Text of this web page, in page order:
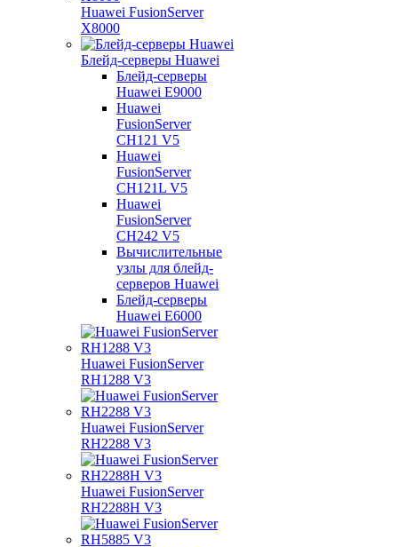
Huawei FusionServer
X8000
Блейд-серверы Huawei
Блейд-серверы
Huawei E9000
Huawei
FusionServer
CH121 V5
Huawei
FusionServer
CH121L V5
Huawei
FusionServer
CH242 V5
Вычислительные
узлы для блейд-
серверов Huawei
Блейд-серверы
Huawei E6000
Huawei FusionServer
RH1288 V3
Huawei FusionServer
RH2288 V3
Huawei FusionServer
RH2288H V3